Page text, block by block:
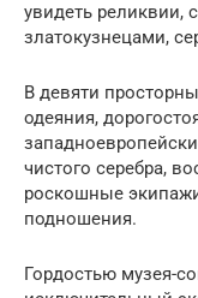
увидеть реликвии,
златокузнецами,
В девяти
одеяния,
чистого серебра,
роскошные
подношения.
Гордостью музея-